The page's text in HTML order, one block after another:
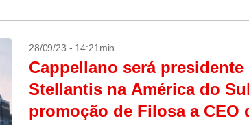
28/09/23 - 14:21min
Cappellano será presidente
Stellantis na América do
promoção de Filosa a CEO